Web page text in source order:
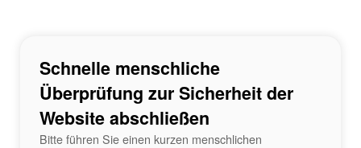
Schnelle menschliche
Überprüfung zur Sicherheit der
Website abschließen
Bitte führen Sie einen kurzen menschlichen